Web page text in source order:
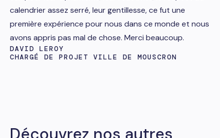
calendrier assez serré, leur gentillesse, ce fut une
première expérience pour nous dans ce monde et nous
avons appris pas mal de chose. Merci beaucoup.
DAVID LEROY
CHARGÉ DE PROJET VILLE DE MOUSCRON